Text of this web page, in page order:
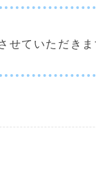
せていただき